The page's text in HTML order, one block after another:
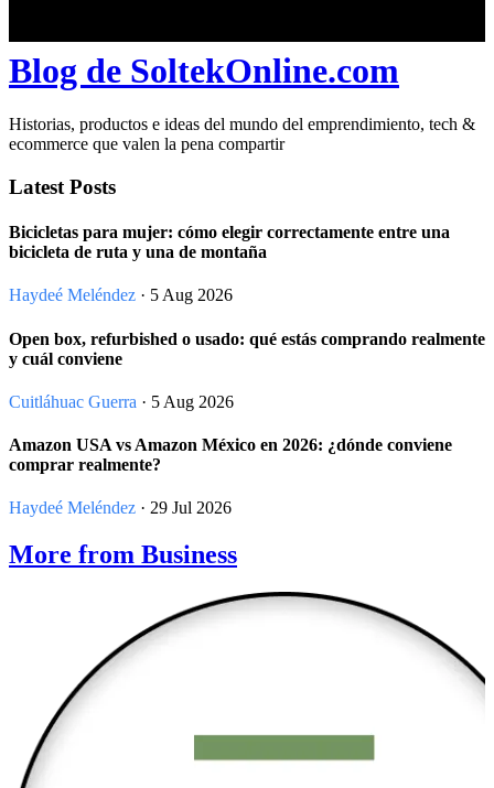
Blog de SoltekOnline.com
Historias, productos e ideas del mundo del emprendimiento, tech &
ecommerce que valen la pena compartir
Latest Posts
Bicicletas para mujer: cómo elegir correctamente entre una
bicicleta de ruta y una de montaña
Haydeé Meléndez · 5 Aug 2026
Open box, refurbished o usado: qué estás comprando realmente
y cuál conviene
Cuitláhuac Guerra · 5 Aug 2026
Amazon USA vs Amazon México en 2026: ¿dónde conviene
comprar realmente?
Haydeé Meléndez · 29 Jul 2026
More from Business